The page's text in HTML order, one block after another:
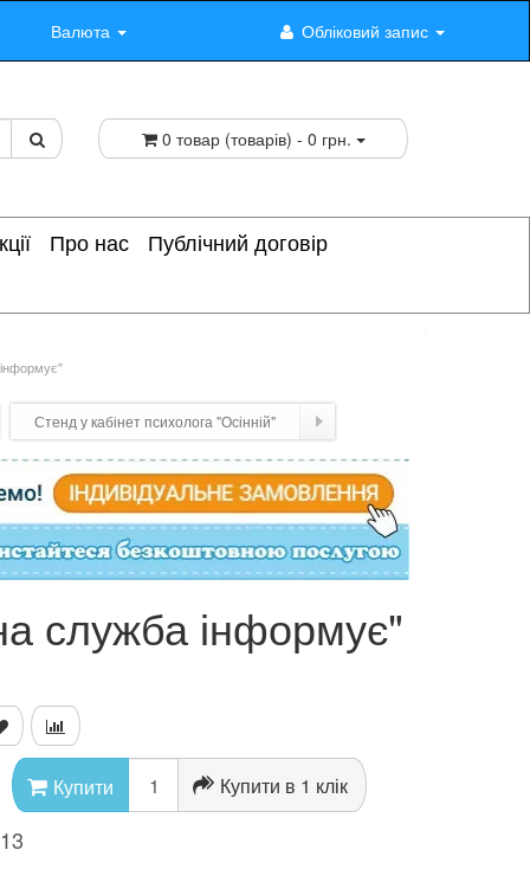
Валюта Обліковий запис
0 товар (товарів) - 0 грн.
Про нас
Публічний договір
Стенд у кабінет психолога "Осінній"
служба інформує"
Купити Купити в 1 клік